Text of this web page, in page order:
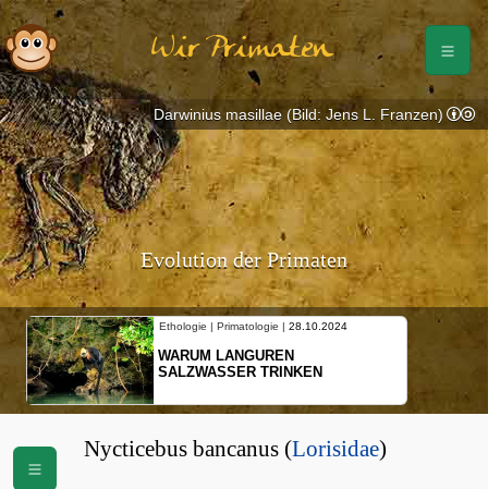
Wir Primaten
Evolution der Primaten
Ethologie | Primatologie | 28.10.2024
WARUM LANGUREN
SALZWASSER TRINKEN
Darwinius masillae (Bild: Jens L. Franzen)
Nycticebus bancanus (Lorisidae)